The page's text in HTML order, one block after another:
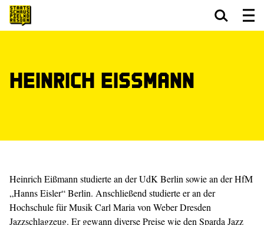
Heinrich Eißmann
Heinrich Eißmann studierte an der UdK Berlin sowie an der HfM
„Hanns Eisler“ Berlin. Anschließend studierte er an der
Hochschule für Musik Carl Maria von Weber Dresden
Jazzschlagzeug. Er gewann diverse Preise wie den Sparda Jazz